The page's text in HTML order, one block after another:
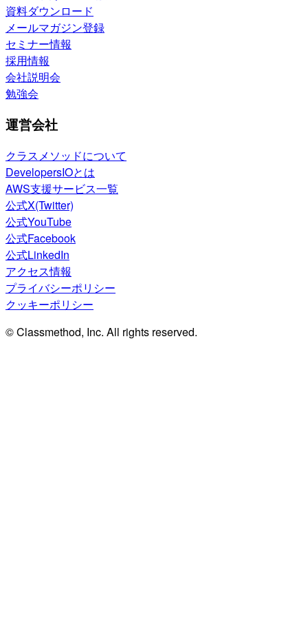
資料ダウンロード
メールマガジン登録
セミナー情報
採用情報
会社説明会
勉強会
運営会社
クラスメソッドについて
DevelopersIOとは
AWS支援サービス一覧
公式X(Twitter)
公式YouTube
公式Facebook
公式LinkedIn
アクセス情報
プライバシーポリシー
クッキーポリシー
© Classmethod, Inc. All rights reserved.